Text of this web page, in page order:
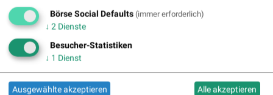
03.01.2017
Inbox: Wird schöner Ertrag: conwert gibt rückgekaufte
Aktien an Vonovia ab
... im ATX. Thomas Doll (CFO)
(CEO) ... auf Institut/Bank öffnet Übersicht.ClemensBillek(conwert),
Marc Tüngler (DSW), ...
Börse Social Defaults (immer erforderlich)
↓ 2 Dienste
Besucher-Statistiken
↓ 1 Dienst
Ausgewählte akzeptieren Alle akzeptieren